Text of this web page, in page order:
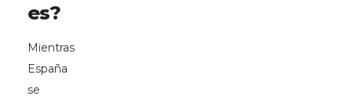
es?
Mientras
España
se